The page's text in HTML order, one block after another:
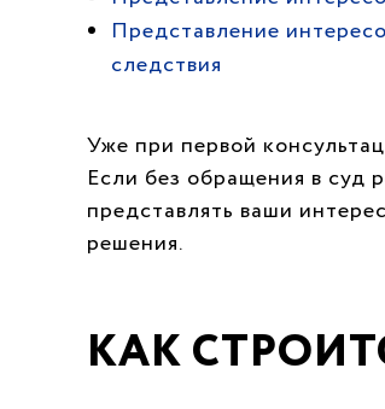
Представление
следствия
Уже при первой
Если без обращения в суд
представлять ваши
решения.
КАК